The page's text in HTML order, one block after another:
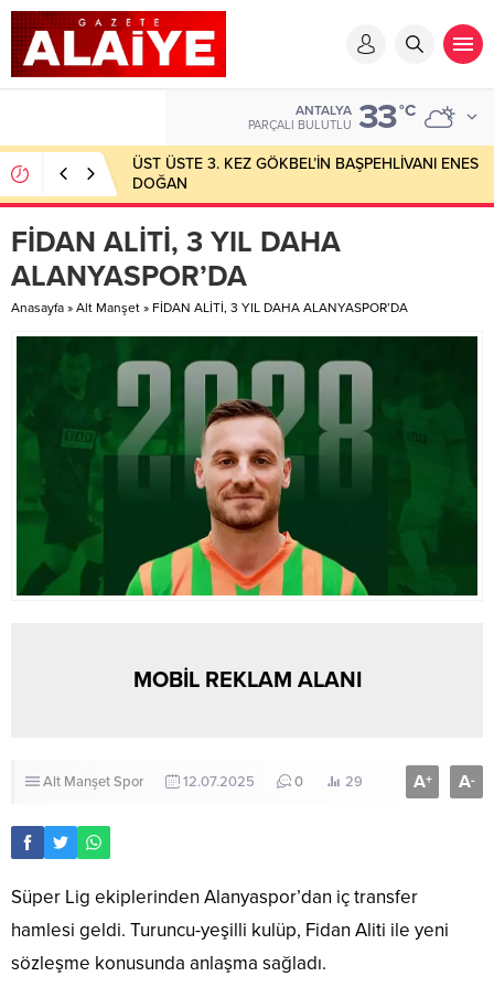
ANTALYA
PARÇALI BULUTLU 33°C
ÜST ÜSTE 3. KEZ GÖKBEL’İN BAŞPEHLİVANI ENES
DOĞAN
FİDAN ALİTİ, 3 YIL DAHA
ALANYASPOR’DA
Anasayfa » Alt Manşet » FİDAN ALİTİ, 3 YIL DAHA ALANYASPOR’DA
MOBİL REKLAM ALANI
Alt ManşetSpor 12.07.2025 0 29 A+ A-
Süper Lig ekiplerinden Alanyaspor’dan iç transfer
hamlesi geldi. Turuncu-yeşilli kulüp, Fidan Aliti ile yeni
sözleşme konusunda anlaşma sağladı.